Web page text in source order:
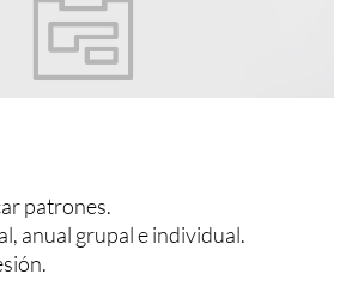
patrones.
anual grupal e individual.